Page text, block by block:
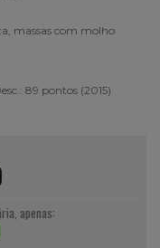
massas com molho
89 pontos (2015)
apenas: